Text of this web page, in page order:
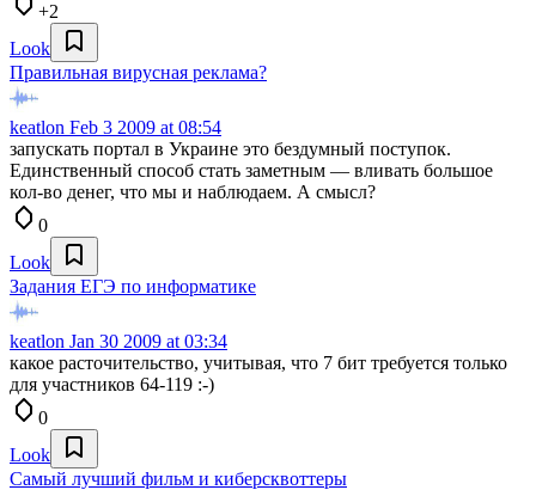
+2
Look
Правильная вирусная реклама?
keatlon Feb 3 2009 at 08:54
запускать портал в Украине это бездумный поступок.
Единственный способ стать заметным — вливать большое
кол-во денег, что мы и наблюдаем. А смысл?
0
Look
Задания ЕГЭ по информатике
keatlon Jan 30 2009 at 03:34
какое расточительство, учитывая, что 7 бит требуется только
для участников 64-119 :-)
0
Look
Самый лучший фильм и киберсквоттеры